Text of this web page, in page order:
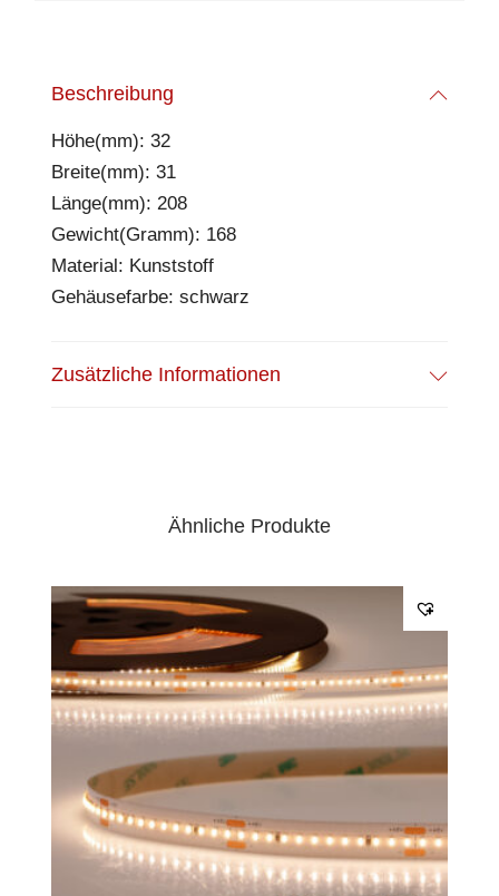
Beschreibung
Höhe(mm): 32
Breite(mm): 31
Länge(mm): 208
Gewicht(Gramm): 168
Material: Kunststoff
Gehäusefarbe: schwarz
Zusätzliche Informationen
Ähnliche Produkte